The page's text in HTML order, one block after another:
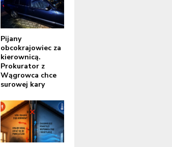
Pijany
obcokrajowiec za
kierownicą.
Prokurator z
Wągrowca chce
surowej kary